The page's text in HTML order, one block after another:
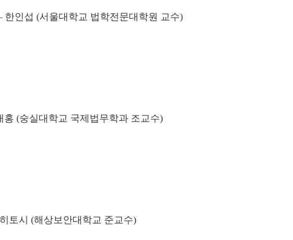
한인섭 (서울대학교 법학전문대학원 교수)
홍 (숭실대학교 국제법무학과 조교수)
토시 (해상보안대학교 준교수)